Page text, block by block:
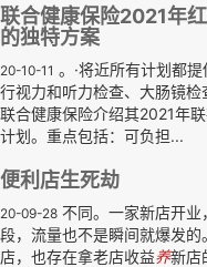
联合健康保险2021年
的独特方案
20-10-11 。·将近所有计划都
行视力和听力检查、大肠镜
联合健康保险介绍其2021年
计划。重点包括：可负担...
便利店生死劫
20-09-28 不同。一家新店开
段，流量也不是瞬间就爆发
店，也存在拿老店收益养新店